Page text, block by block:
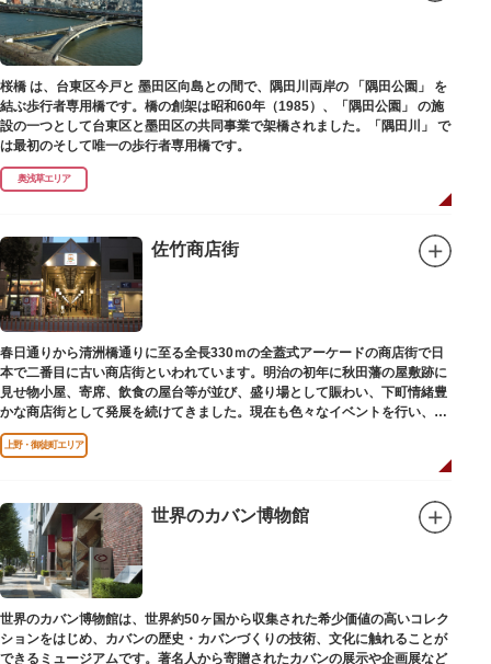
桜橋 は、台東区今戸と 墨田区向島との間で、隅田川両岸の 「隅田公園」 を
結ぶ歩行者専用橋です。橋の創架は昭和60年（1985）、「隅田公園」 の施
設の一つとして台東区と墨田区の共同事業で架橋されました。「隅田川」 で
は最初のそして唯一の歩行者専用橋です。
奥浅草エリア
佐竹商店街
春日通りから清洲橋通りに至る全長330ｍの全蓋式アーケードの商店街で日
本で二番目に古い商店街といわれています。明治の初年に秋田藩の屋敷跡に
見せ物小屋、寄席、飲食の屋台等が並び、盛り場として賑わい、下町情緒豊
かな商店街として発展を続けてきました。現在も色々なイベントを行い、住
民から親しまれている魅力的な商店街です。
上野・御徒町エリア
世界のカバン博物館
世界のカバン博物館は、世界約50ヶ国から収集された希少価値の高いコレク
ションをはじめ、カバンの歴史・カバンづくりの技術、文化に触れることが
できるミュージアムです。著名人から寄贈されたカバンの展示や企画展など